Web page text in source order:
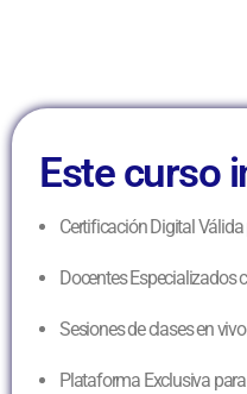
Este curso
Certificación Digital
Docentes Especializados
Sesiones de clases en
Plataforma Exclusiva